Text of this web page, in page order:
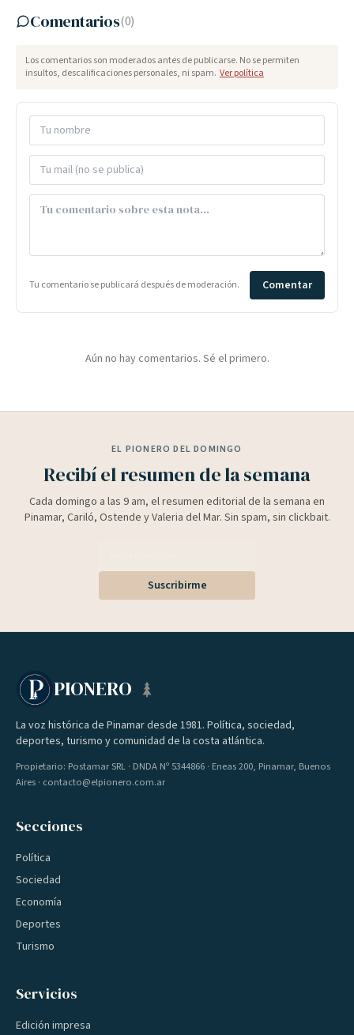
Comentarios(0)
Los comentarios son moderados antes de publicarse. No se permiten
insultos, descalificaciones personales, ni spam. Ver política
Tu comentario se publicará después de moderación. Comentar
Aún no hay comentarios. Sé el primero.
EL PIONERO DEL DOMINGO
Recibí el resumen de la semana
Cada domingo a las 9 am, el resumen editorial de la semana en
Pinamar, Cariló, Ostende y Valeria del Mar. Sin spam, sin clickbait.
Suscribirme
PIONERO
La voz histórica de Pinamar desde 1981. Política, sociedad,
deportes, turismo y comunidad de la costa atlántica.
Propietario: Postamar SRL · DNDA Nº 5344866 · Eneas 200, Pinamar, Buenos
Aires · contacto@elpionero.com.ar
Secciones
Política
Sociedad
Economía
Deportes
Turismo
Servicios
Edición impresa